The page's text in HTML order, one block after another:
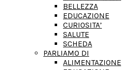
BELLEZZA
EDUCAZIONE
CURIOSITA’
SALUTE
SCHEDA
PARLIAMO DI
ALIMENTAZIONE